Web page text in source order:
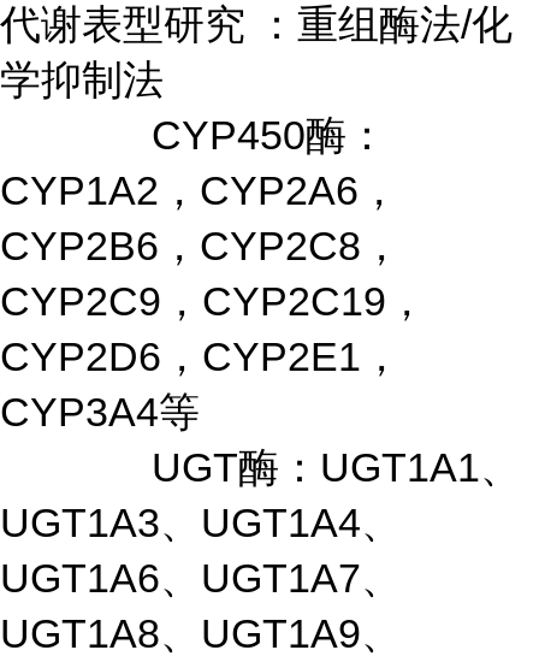
代谢表型研究 ：重组酶法/化
学抑制法
CYP450酶：
CYP1A2，CYP2A6，
CYP2B6，CYP2C8，
CYP2C9，CYP2C19，
CYP2D6，CYP2E1，
CYP3A4等
UGT酶：UGT1A1、
UGT1A3、UGT1A4、
UGT1A6、UGT1A7、
UGT1A8、UGT1A9、